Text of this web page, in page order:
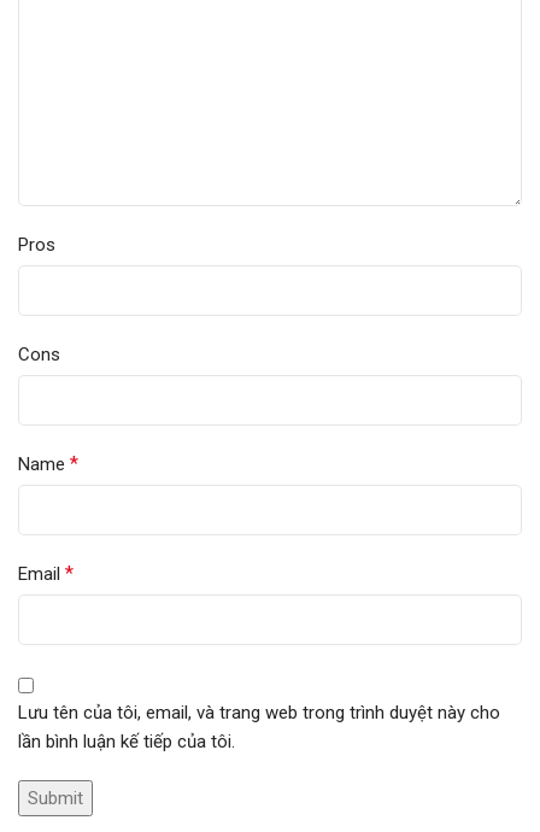
Pros
Cons
Name *
Email *
Lưu tên của tôi, email, và trang web trong trình duyệt này cho
lần bình luận kế tiếp của tôi.